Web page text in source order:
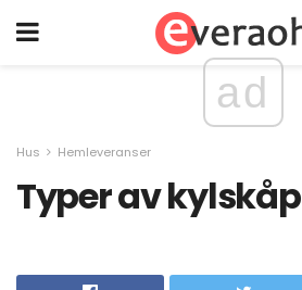
ad
Hus Hemleveranser
Typer av kylskåp